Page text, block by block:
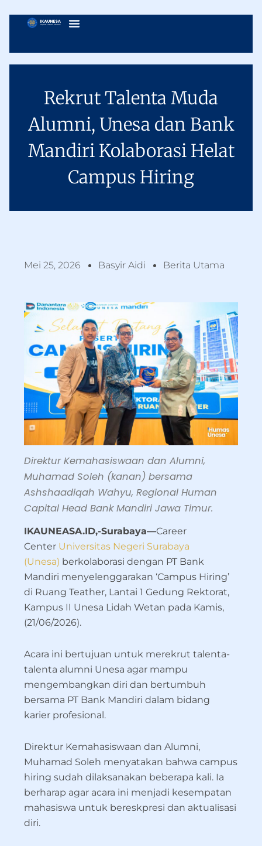
Rekrut Talenta Muda
Alumni, Unesa dan Bank
Mandiri Kolaborasi Helat
Campus Hiring
Mei 25, 2026 Basyir Aidi Berita Utama
Direktur Kemahasiswaan dan Alumni,
Muhamad Soleh (kanan) bersama
Ashshaadiqah Wahyu, Regional Human
Capital Head Bank Mandiri Jawa Timur.
IKAUNEASA.ID,-Surabaya—Career
Center Universitas Negeri Surabaya
(Unesa) berkolaborasi dengan PT Bank
Mandiri menyelenggarakan ‘Campus Hiring’
di Ruang Teather, Lantai 1 Gedung Rektorat,
Kampus II Unesa Lidah Wetan pada Kamis,
(21/06/2026).
Acara ini bertujuan untuk merekrut talenta-
talenta alumni Unesa agar mampu
mengembangkan diri dan bertumbuh
bersama PT Bank Mandiri dalam bidang
karier profesional.
Direktur Kemahasiswaan dan Alumni,
Muhamad Soleh menyatakan bahwa campus
hiring sudah dilaksanakan beberapa kali. Ia
berharap agar acara ini menjadi kesempatan
mahasiswa untuk bereskpresi dan aktualisasi
diri.